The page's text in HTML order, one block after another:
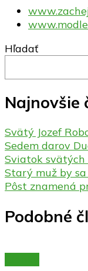
Hľadať
Najnovšie
Svätý Jozef
Sedem darov
Sviatok svätých
Starý muž by
Pôst znamená
Podobné